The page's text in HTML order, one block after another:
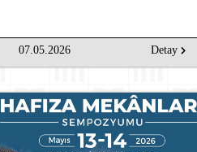
07.05.2026 Detay